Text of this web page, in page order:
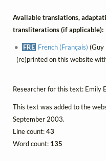
Available translations,
transliterations (if applicable):
FRE French (Français) (Guy
(re)printed on this website
Researcher for this text: Emily
This text was added to the
September 2003.
Line count:43
Word count: 135